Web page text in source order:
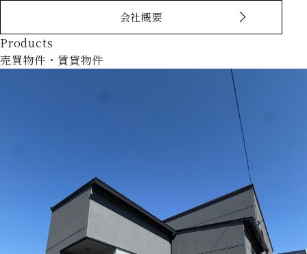
会社概要
Products
売買物件・賃貸物件